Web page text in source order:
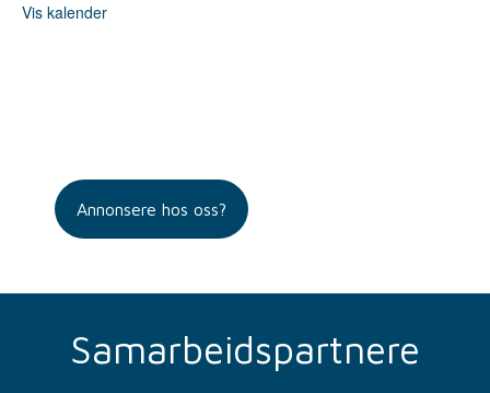
Vis kalender
Annonsere hos oss?
Samarbeidspartnere